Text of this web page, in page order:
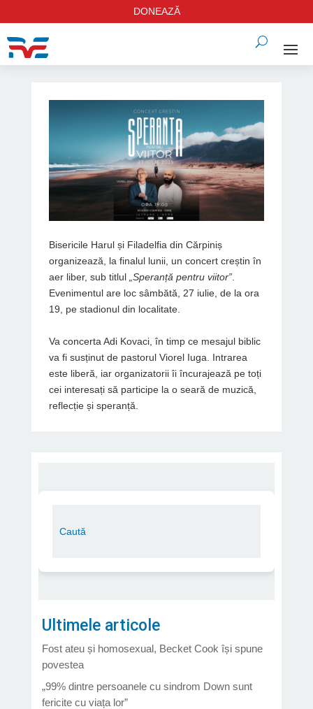
DONEAZĂ
Bisericile Harul și Filadelfia din Cărpiniș
organizează, la finalul lunii, un concert creștin în
aer liber, sub titlul „Speranță pentru viitor”.
Evenimentul are loc sâmbătă, 27 iulie, de la ora
19, pe stadionul din localitate.
Va concerta Adi Kovaci, în timp ce mesajul biblic
va fi susținut de pastorul Viorel Iuga. Intrarea
este liberă, iar organizatorii îi încurajează pe toți
cei interesați să participe la o seară de muzică,
reflecție și speranță.
Ultimele articole
Fost ateu și homosexual, Becket Cook își spune
povestea
„99% dintre persoanele cu sindrom Down sunt
fericite cu viața lor”